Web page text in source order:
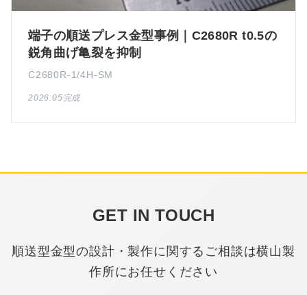
端子の順送プレス金型事例｜C2680R t0.5の
鋭角曲げ亀裂を抑制
C2680R-1/4H-SM
2026.05完成
GET IN TOUCH
順送型金型の設計・製作に関するご相談は横山製
作所にお任せください